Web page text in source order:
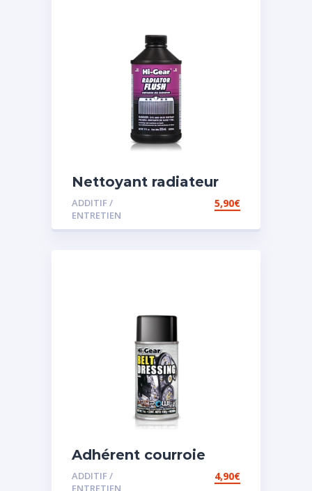
Nettoyant radiateur
ADDITIF /
ENTRETIEN
5,90€
Adhérent courroie
ADDITIF /
ENTRETIEN
4,90€